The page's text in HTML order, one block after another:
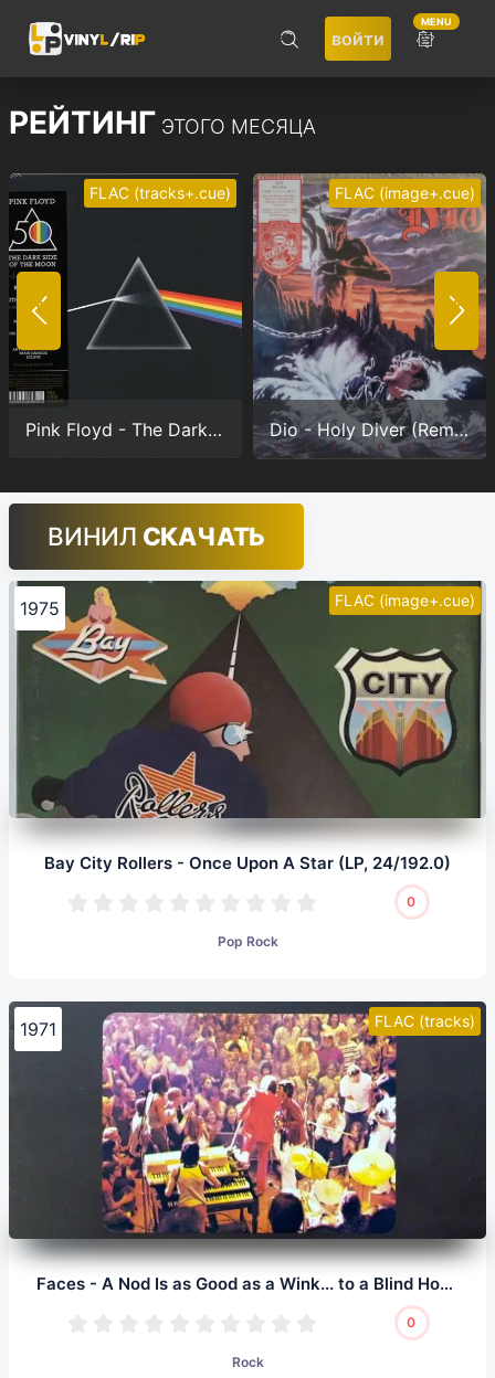
войти
Не запоминать меня
ВОЙТИ
Регистрация
MENU
ПОИСК
РЕЙТИНГ ЭТОГО МЕСЯЦА
FLAC (tracks+.cue)
Pink Floyd - The Dark Side Of The Moon (Anniversary version) (24/192.0)
FLAC (image+.cue)
Dio - Holy Diver (Remastered) (24/96.0)
ВИНИЛ СКАЧАТЬ
FLAC (image+.cue)
1975
Bay City Rollers - Once Upon A Star (LP, 24/192.0)
0
Pop Rock
FLAC (tracks)
1971
Faces - A Nod Is as Good as a Wink... to a Blind Horse (LP, 24/96.0)
0
Rock